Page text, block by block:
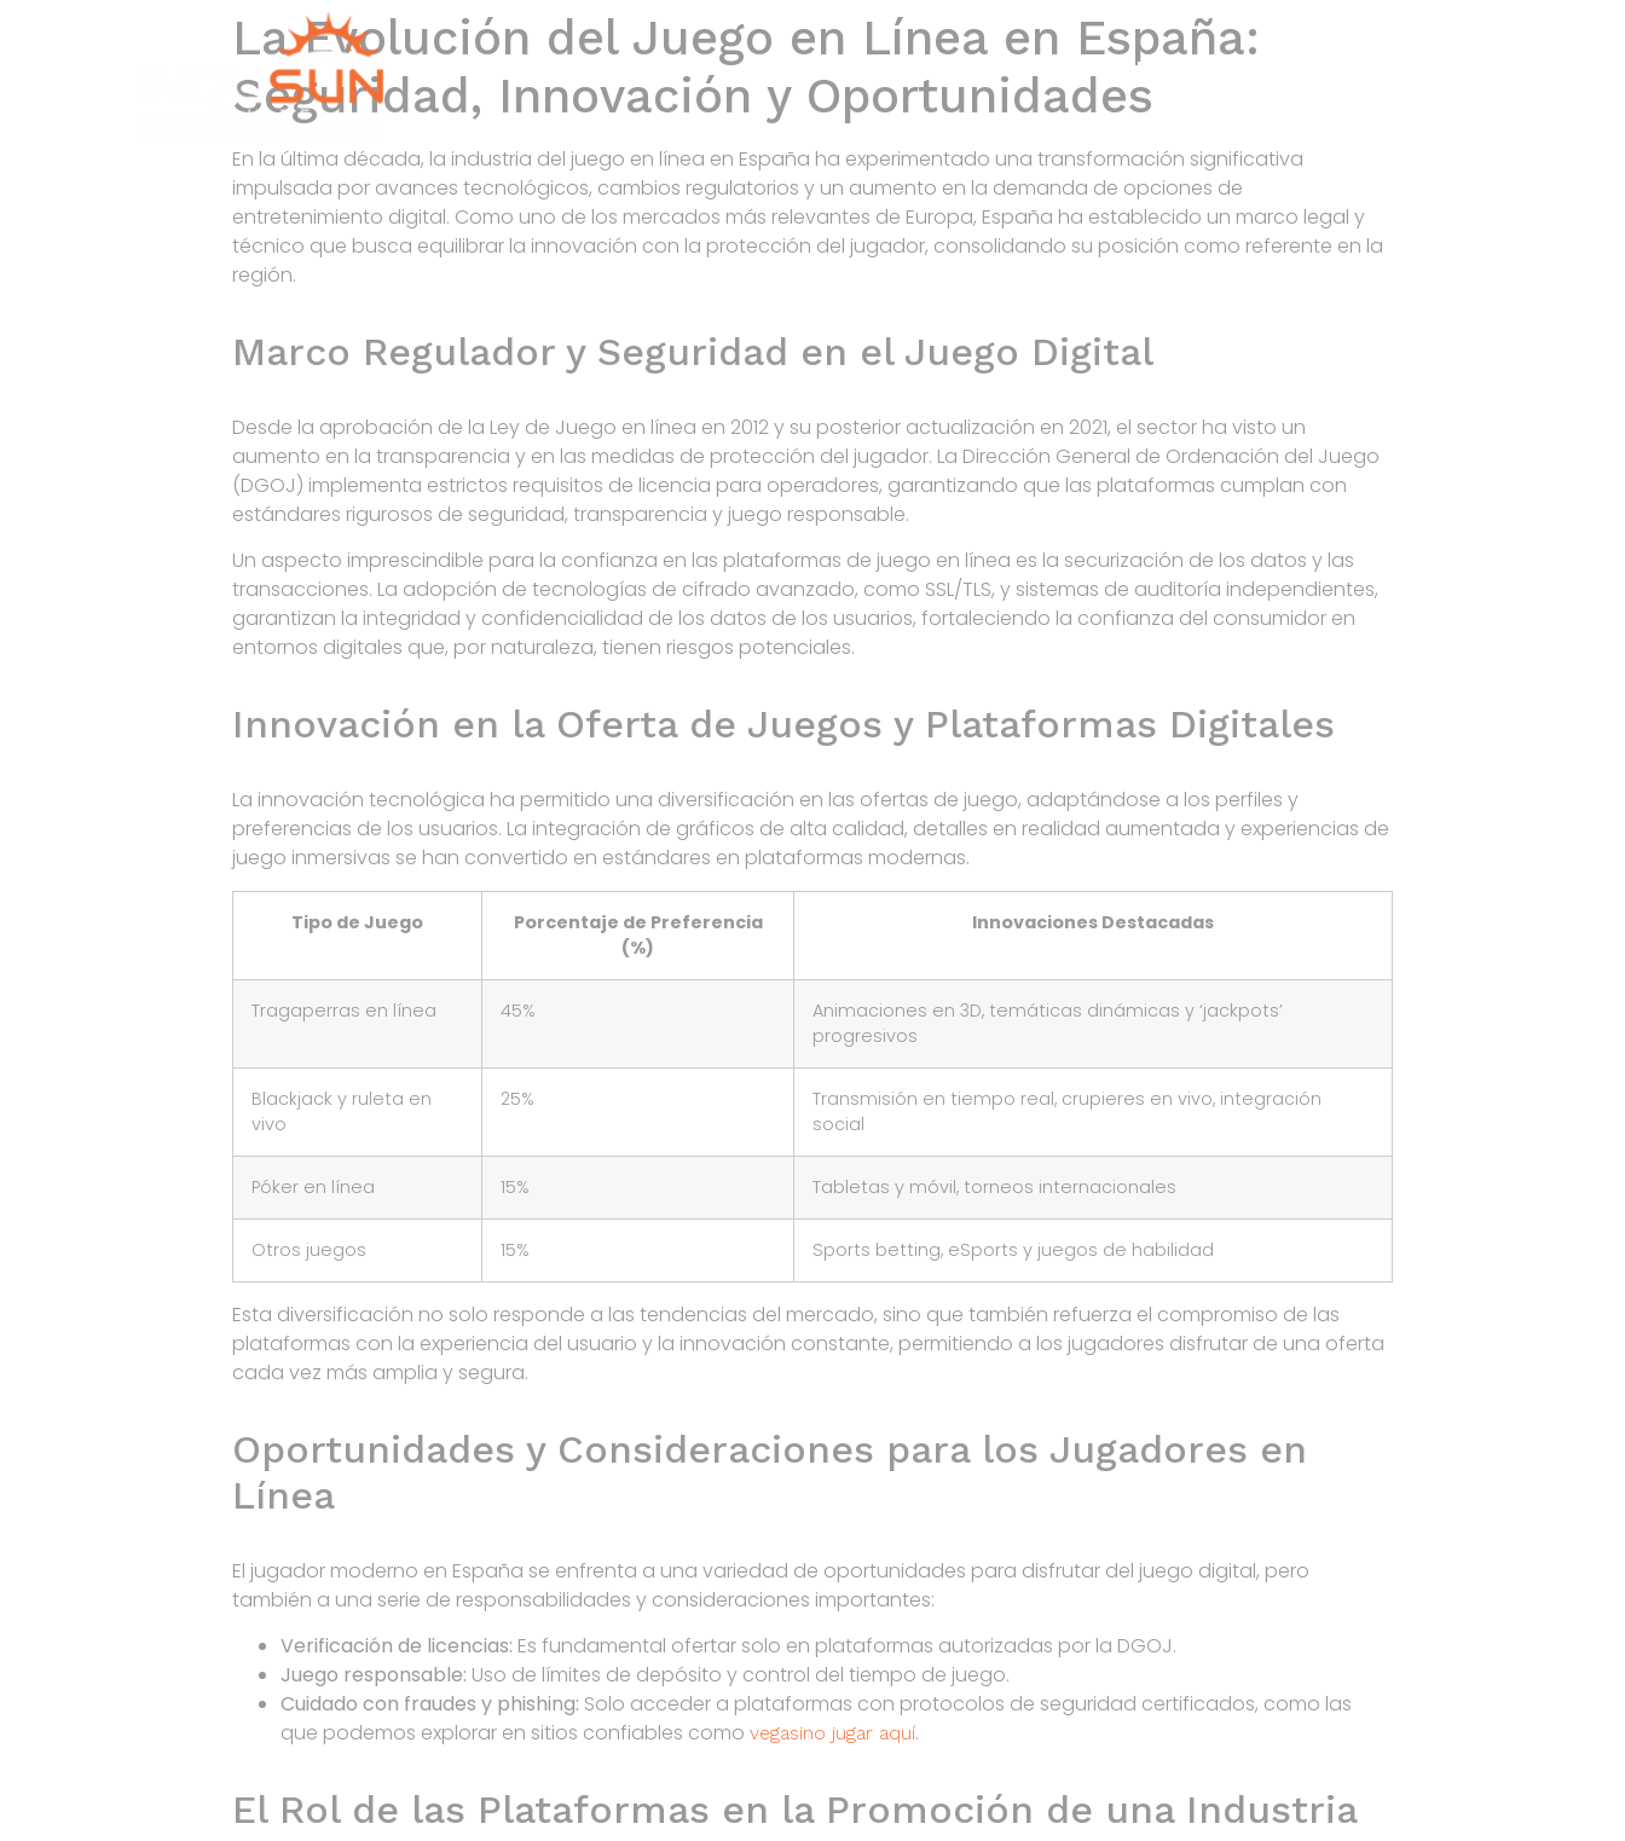
Home
La Evolución del Juego en Línea en España:
Seguridad, Innovación y Oportunidades
En la última década, la industria del juego en línea en España ha experimentado una transformación significativa
impulsada por avances tecnológicos, cambios regulatorios y un aumento en la demanda de opciones de
entretenimiento digital. Como uno de los mercados más relevantes de Europa, España ha establecido un marco legal y
técnico que busca equilibrar la innovación con la protección del jugador, consolidando su posición como referente en la
región.
Marco Regulador y Seguridad en el Juego Digital
Desde la aprobación de la Ley de Juego en línea en 2012 y su posterior actualización en 2021, el sector ha visto un
aumento en la transparencia y en las medidas de protección del jugador. La Dirección General de Ordenación del Juego
(DGOJ) implementa estrictos requisitos de licencia para operadores, garantizando que las plataformas cumplan con
estándares rigurosos de seguridad, transparencia y juego responsable.
Un aspecto imprescindible para la confianza en las plataformas de juego en línea es la securización de los datos y las
transacciones. La adopción de tecnologías de cifrado avanzado, como SSL/TLS, y sistemas de auditoría independientes,
garantizan la integridad y confidencialidad de los datos de los usuarios, fortaleciendo la confianza del consumidor en
entornos digitales que, por naturaleza, tienen riesgos potenciales.
Innovación en la Oferta de Juegos y Plataformas Digitales
La innovación tecnológica ha permitido una diversificación en las ofertas de juego, adaptándose a los perfiles y
preferencias de los usuarios. La integración de gráficos de alta calidad, detalles en realidad aumentada y experiencias de
juego inmersivas se han convertido en estándares en plataformas modernas.
Tipo de Juego
Porcentaje de Preferencia
(%)
Innovaciones Destacadas
Tragaperras en línea 45%
Animaciones en 3D, temáticas dinámicas y ‘jackpots’
progresivos
Blackjack y ruleta en
vivo
25%
Transmisión en tiempo real, crupieres en vivo, integración
social
Póker en línea 15% Tabletas y móvil, torneos internacionales
Otros juegos 15% Sports betting, eSports y juegos de habilidad
Esta diversificación no solo responde a las tendencias del mercado, sino que también refuerza el compromiso de las
plataformas con la experiencia del usuario y la innovación constante, permitiendo a los jugadores disfrutar de una oferta
cada vez más amplia y segura.
Oportunidades y Consideraciones para los Jugadores en
Línea
El jugador moderno en España se enfrenta a una variedad de oportunidades para disfrutar del juego digital, pero
también a una serie de responsabilidades y consideraciones importantes:
Verificación de licencias: Es fundamental ofertar solo en plataformas autorizadas por la DGOJ.
Juego responsable: Uso de límites de depósito y control del tiempo de juego.
Cuidado con fraudes y phishing: Solo acceder a plataformas con protocolos de seguridad certificados, como las
que podemos explorar en sitios confiables como vegasino jugar aquí.
El Rol de las Plataformas en la Promoción de una Industria